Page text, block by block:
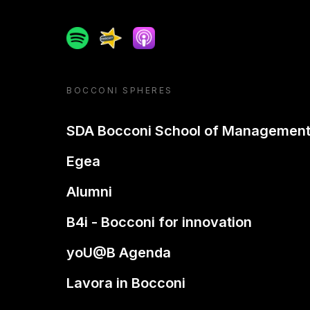
SpotifySpreakerApple podcast
BOCCONI SPHERES
SDA Bocconi School of Management
Egea
Alumni
B4i - Bocconi for innovation
yoU@B Agenda
Lavora in Bocconi